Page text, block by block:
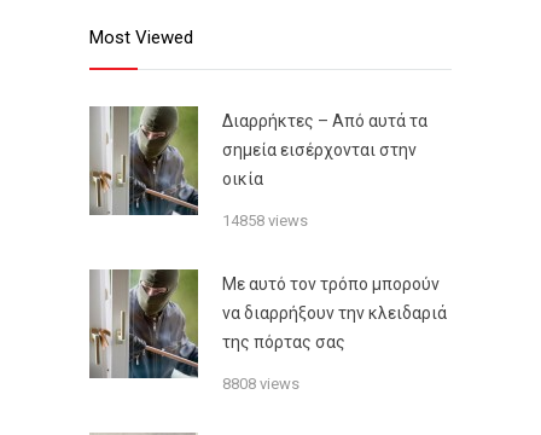
Most Viewed
Διαρρήκτες – Από αυτά τα
σημεία εισέρχονται στην
οικία
14858 views
Με αυτό τον τρόπο μπορούν
να διαρρήξουν την κλειδαριά
της πόρτας σας
8808 views